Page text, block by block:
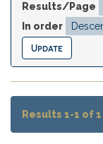
Results/Page
In order
Results 1-1 of